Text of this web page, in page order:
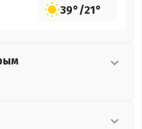
39°/21°